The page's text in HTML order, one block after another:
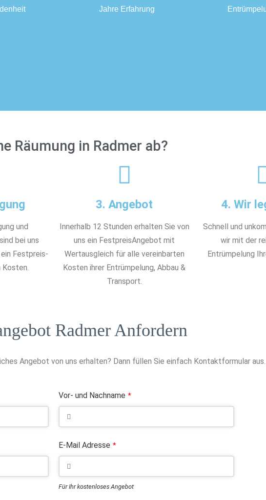
Jahre Erfahrung
Räumung in Radmer ab?
und
bei uns
Festpreis-
3. Angebot
Innerhalb 12 Stunden erhalten Sie von
uns ein FestpreisAngebot mit
Wertausgleich für alle vereinbarten
Kosten ihrer Entrümpelung, Abbau &
Transport.
4. Wir
Schnell und
wir mit der
Entrümpelung
Radmer Anfordern
Angebot von uns erhalten? Dann füllen Sie einfach Kontaktformular aus.
Vor- und Nachname *
E-Mail Adresse *
Für Ihr kostenloses Angebot